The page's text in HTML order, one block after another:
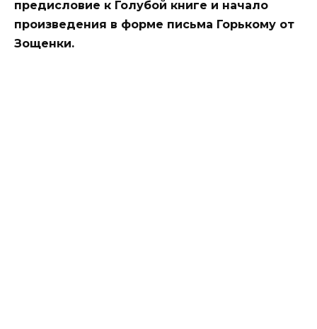
предисловие к Голубой книге и начало
произведения в форме письма Горькому от
Зощенки.